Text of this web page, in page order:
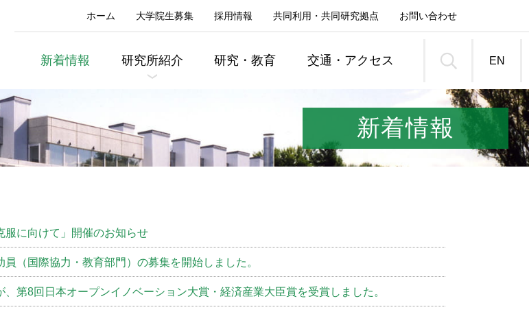
新着情報
新着情報 研究所紹介
研究室・研究者 創立者紹介 ミッション
研究・教育 交通・アクセス EN
ホーム 大学院生募集 採用情報 共同利用・共同研究拠点 お問い合わせ
服に向けて」開催のお知らせ
（国際協力・教育部門）の募集を開始しました。
第8回日本オープンイノベーション大賞・経済産業大臣賞を受賞しました。